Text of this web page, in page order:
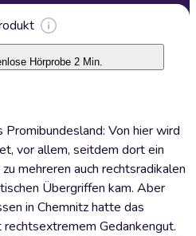
Hörprobe 2 Min.
Von hier wird
vor allem, seitdem dort ein
mehreren auch rechtsradikalen
Übergriffen kam. Aber
in Chemnitz hatte das
Gedankengut.